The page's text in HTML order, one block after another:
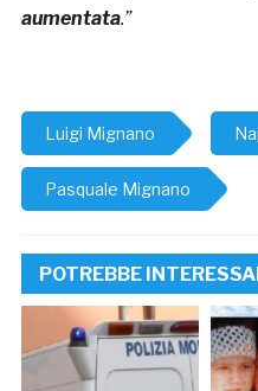
aumentata.”
Luigi Mignano
Pasquale Mignano
POTREBBE